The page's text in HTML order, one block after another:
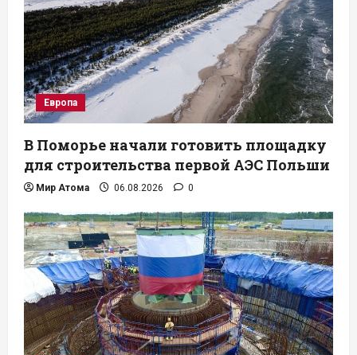
Европа
В Поморье начали готовить площадку
для строительства первой АЭС Польши
Мир Атома 06.08.2026 0